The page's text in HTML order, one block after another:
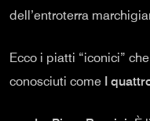
dell’entroterra
Ecco i piatti “iconici”
conosciuti come I